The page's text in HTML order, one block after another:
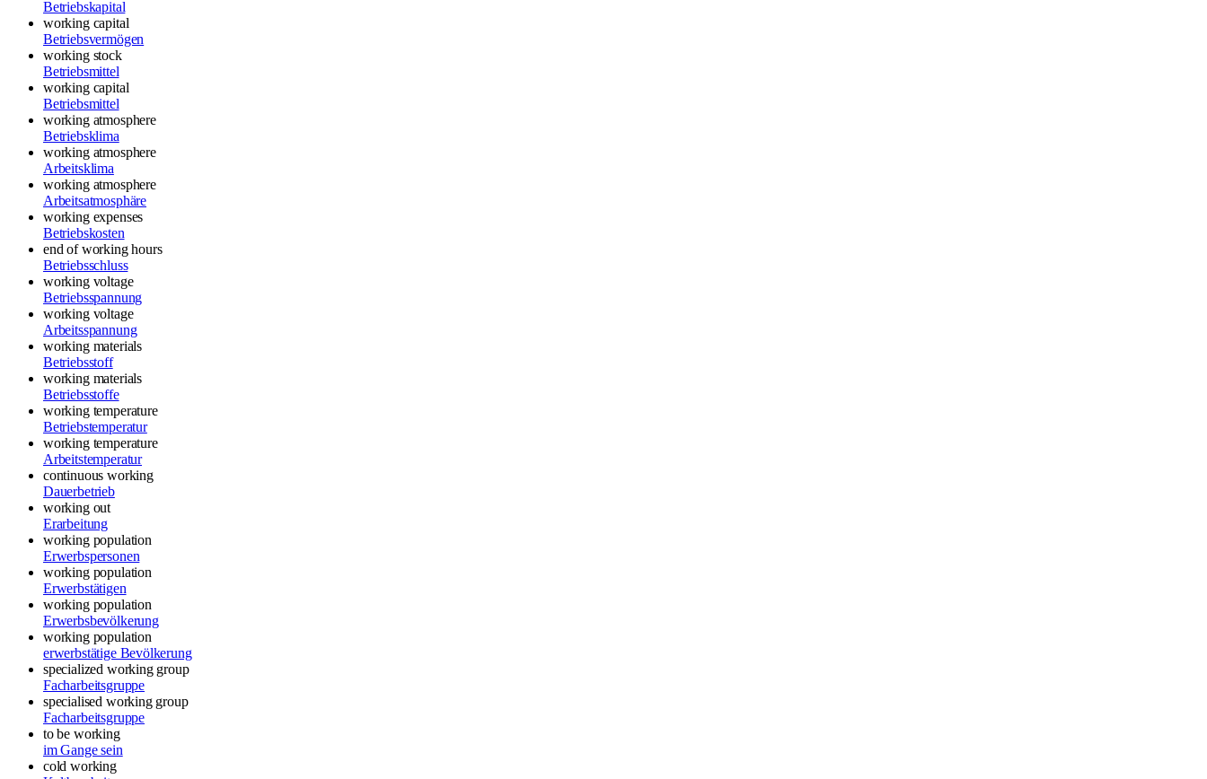
Betriebskapital
working capital
Betriebsvermögen
working stock
Betriebsmittel
working capital
Betriebsmittel
working atmosphere
Betriebsklima
working atmosphere
Arbeitsklima
working atmosphere
Arbeitsatmosphäre
working expenses
Betriebskosten
end of working hours
Betriebsschluss
working voltage
Betriebsspannung
working voltage
Arbeitsspannung
working materials
Betriebsstoff
working materials
Betriebsstoffe
working temperature
Betriebstemperatur
working temperature
Arbeitstemperatur
continuous working
Dauerbetrieb
working out
Erarbeitung
working population
Erwerbspersonen
working population
Erwerbstätigen
working population
Erwerbsbevölkerung
working population
erwerbstätige Bevölkerung
specialized working group
Facharbeitsgruppe
specialised working group
Facharbeitsgruppe
to be working
im Gange sein
cold working